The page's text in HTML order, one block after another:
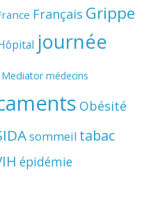
Français Grippe
journée
Mediator médecins
Obésité
sommeil tabac
épidémie